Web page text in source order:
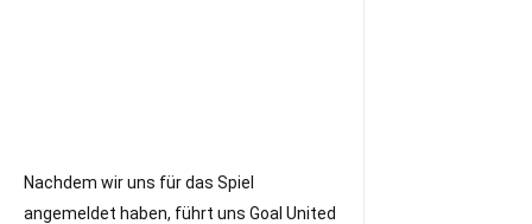
Nachdem wir uns für das Spiel
angemeldet haben, führt uns Goal United